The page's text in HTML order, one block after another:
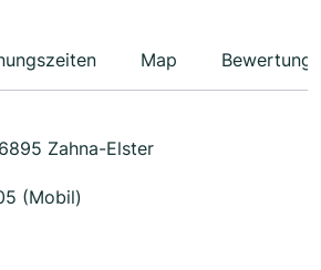
Map
Zahna-Elster
(Mobil)